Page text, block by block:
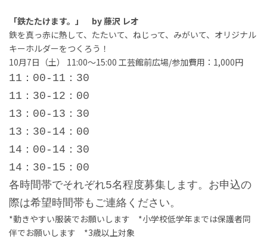
「鉄たたけます。」 by 藤沢 レオ
鉄を真っ赤に熱して、たたいて、ねじって、みがいて、オリジナル
キーホルダーをつくろう！
10月7日（土） 11:00～15:00 工芸館前広場/参加費用：1,000円
11：00-11：30
11：30-12：00
13：00-13：30
13：30-14：00
14：00-14：30
14：30-15：00
各時間帯でそれぞれ5名程度募集します。お申込の
際は希望時間帯もご連絡ください。
*動きやすい服装でお願いします *小学校低学年までは保護者同
伴でお願いします *3歳以上対象